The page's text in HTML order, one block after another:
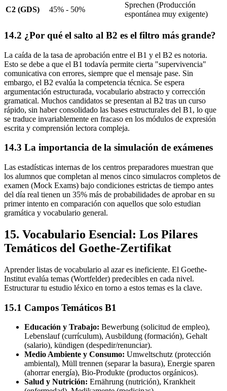
C2 (GDS)
45% - 50%
Sprechen (Producción
espontánea muy exigente)
14.2 ¿Por qué el salto al B2 es el filtro más grande?
La caída de la tasa de aprobación entre el B1 y el B2 es notoria.
Esto se debe a que el B1 todavía permite cierta "supervivencia"
comunicativa con errores, siempre que el mensaje pase. Sin
embargo, el B2 evalúa la competencia técnica. Se espera
argumentación estructurada, vocabulario abstracto y corrección
gramatical. Muchos candidatos se presentan al B2 tras un curso
rápido, sin haber consolidado las bases estructurales del B1, lo que
se traduce invariablemente en fracaso en los módulos de expresión
escrita y comprensión lectora compleja.
14.3 La importancia de la simulación de exámenes
Las estadísticas internas de los centros preparadores muestran que
los alumnos que completan al menos cinco simulacros completos de
examen (Mock Exams) bajo condiciones estrictas de tiempo antes
del día real tienen un 35% más de probabilidades de aprobar en su
primer intento en comparación con aquellos que solo estudian
gramática y vocabulario general.
15. Vocabulario Esencial: Los Pilares
Temáticos del Goethe-Zertifikat
Aprender listas de vocabulario al azar es ineficiente. El Goethe-
Institut evalúa temas (Wortfelder) predecibles en cada nivel.
Estructurar tu estudio léxico en torno a estos temas es la clave.
15.1 Campos Temáticos B1
Educación y Trabajo: Bewerbung (solicitud de empleo),
Lebenslauf (currículum), Ausbildung (formación), Gehalt
(salario), kündigen (despedir/renunciar).
Medio Ambiente y Consumo: Umweltschutz (protección
ambiental), Müll trennen (separar la basura), Energie sparen
(ahorrar energía), Bio-Produkte (productos orgánicos).
Salud y Nutrición: Ernährung (nutrición), Krankheit